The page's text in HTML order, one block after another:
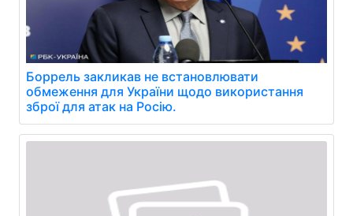
Боррель закликав не встановлювати
обмеження для України щодо використання
зброї для атак на Росію.